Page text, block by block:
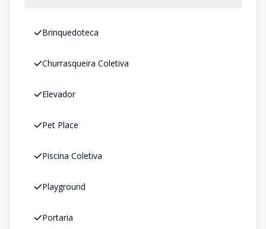
Brinquedoteca
Churrasqueira Coletiva
Elevador
Pet Place
Piscina Coletiva
Playground
Portaria